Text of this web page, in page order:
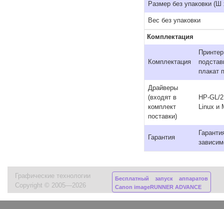
Размер без упаковки
Вес без упаковки
Комплектация
Комплектация
плакат
Драйверы
(входят в
комплект
поставки)
HP-GL/
Linux и
Гарантия
Графические технологии
Copyright © 2005—2026
Бесплатный запуск аппаратов
Canon imageRUNNER ADVANCE